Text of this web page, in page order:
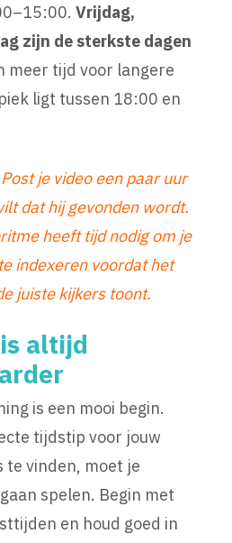
Vrijdag,
zijn de sterkste dagen
meer tijd voor langere
ligt tussen 18:00 en
st je video een paar uur
dat hij gevonden wordt.
heeft tijd nodig om je
indexeren voordat het
juiste kijkers toont.
altijd
is een mooi begin.
tijdstip voor jouw
te vinden, moet je
spelen. Begin met
en houd goed in